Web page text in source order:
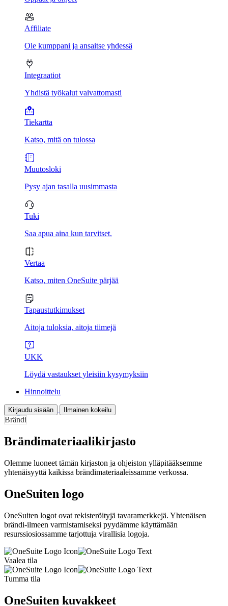
Affiliate
Ole kumppani ja ansaitse yhdessä
Integraatiot
Yhdistä työkalut vaivattomasti
Tiekartta
Katso, mitä on tulossa
Muutosloki
Pysy ajan tasalla uusimmasta
Tuki
Saa apua aina kun tarvitset.
Vertaa
Katso, miten OneSuite pärjää
Tapaustutkimukset
Aitoja tuloksia, aitoja tiimejä
UKK
Löydä vastaukset yleisiin kysymyksiin
Hinnoittelu
Kirjaudu sisään Ilmainen kokeilu
Brändi
Brändimateriaalikirjasto
Olemme luoneet tämän kirjaston ja ohjeiston ylläpitääksemme
yhtenäisyyttä kaikissa brändimateriaaleissamme verkossa.
OneSuiten logo
OneSuiten logot ovat rekisteröityjä tavaramerkkejä. Yhtenäisen
brändi-ilmeen varmistamiseksi pyydämme käyttämään
resurssiosiossamme tarjottuja virallisia logoja.
Vaalea tila
Tumma tila
OneSuiten kuvakkeet